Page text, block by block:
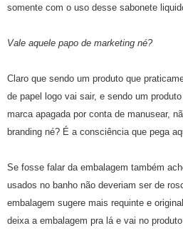
somente com o uso desse sabonete
Vale aquele papo de marketing né?
Claro que sendo um produto que
de papel logo vai sair, e sendo um
marca apagada por conta de manusear,
branding né? É a consciência que pega
Se fosse falar da embalagem também
usados no banho não deveriam ser de
embalagem sugere mais requinte e
deixa a embalagem pra lá e vai no